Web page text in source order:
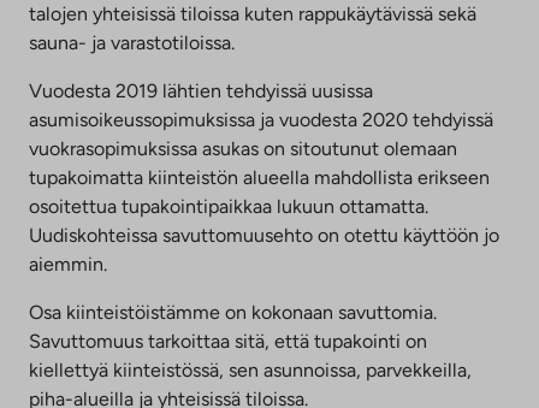
talojen yhteisissä tiloissa kuten rappukäytävissä sekä
sauna- ja varastotiloissa.
Vuodesta 2019 lähtien tehdyissä uusissa
asumisoikeussopimuksissa ja vuodesta 2020 tehdyissä
vuokrasopimuksissa asukas on sitoutunut olemaan
tupakoimatta kiinteistön alueella mahdollista erikseen
osoitettua tupakointipaikkaa lukuun ottamatta.
Uudiskohteissa savuttomuusehto on otettu käyttöön jo
aiemmin.
Osa kiinteistöistämme on kokonaan savuttomia.
Savuttomuus tarkoittaa sitä, että tupakointi on
kiellettyä kiinteistössä, sen asunnoissa, parvekkeilla,
piha-alueilla ja yhteisissä tiloissa.